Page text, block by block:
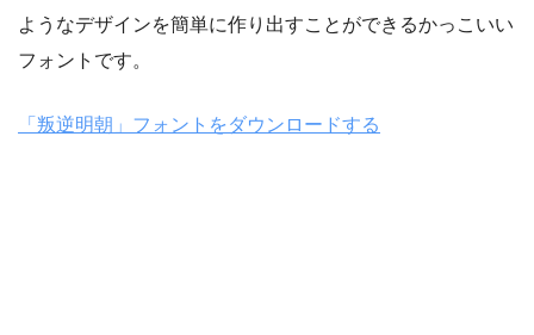
ようなデザインを簡単に作り出すことができるかっこいい
フォントです。
「叛逆明朝」フォントをダウンロードする